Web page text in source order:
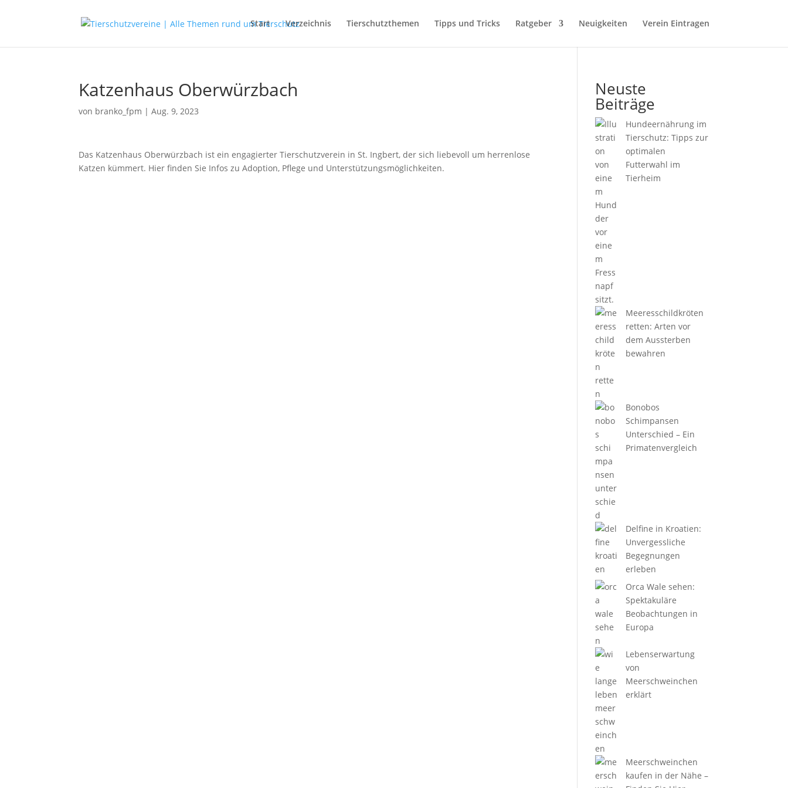
Start Verzeichnis Tierschutzthemen Tipps und Tricks Ratgeber Neuigkeiten Verein Eintragen
Katzenhaus Oberwürzbach
von branko_fpm |Aug. 9, 2023
Das Katzenhaus Oberwürzbach ist ein engagierter Tierschutzverein in St. Ingbert, der sich liebevoll um herrenlose
Katzen kümmert. Hier finden Sie Infos zu Adoption, Pflege und Unterstützungsmöglichkeiten.
Neuste
Beiträge
Hundeernährung im
Tierschutz: Tipps zur
optimalen
Futterwahl im
Tierheim
Meeresschildkröten
retten: Arten vor
dem Aussterben
bewahren
Bonobos
Schimpansen
Unterschied – Ein
Primatenvergleich
Delfine in Kroatien:
Unvergessliche
Begegnungen
erleben
Orca Wale sehen:
Spektakuläre
Beobachtungen in
Europa
Lebenserwartung
von
Meerschweinchen
erklärt
Meerschweinchen
kaufen in der Nähe –